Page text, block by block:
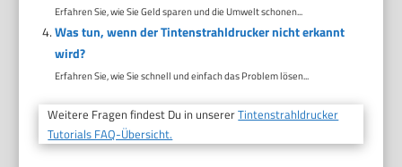
Erfahren Sie, wie Sie Geld sparen und die Umwelt schonen...
Was tun, wenn der Tintenstrahldrucker nicht erkannt
wird?
Erfahren Sie, wie Sie schnell und einfach das Problem lösen...
Weitere Fragen findest Du in unsererTintenstrahldrucker
Tutorials FAQ-Übersicht.